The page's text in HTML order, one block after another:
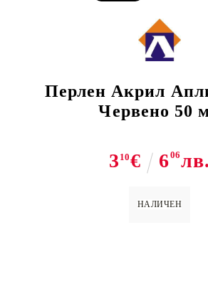
Перлен Акрил
Червено 50
3 10€ 606лв.
НАЛИЧЕН